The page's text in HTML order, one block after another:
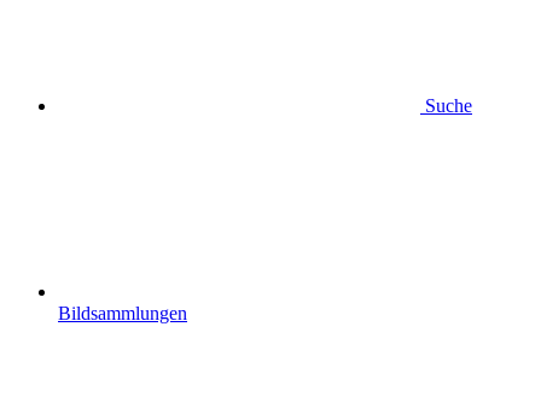
Suche
Bildsammlungen